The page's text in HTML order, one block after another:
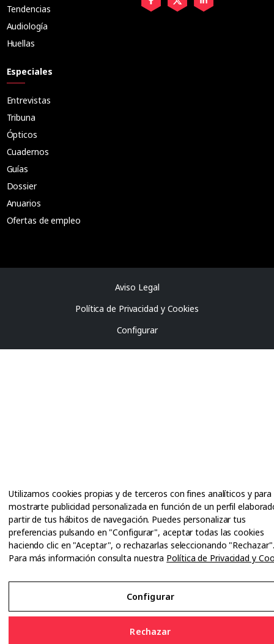
Tendencias
Audiología
Huellas
Especiales
Entrevistas
Tribuna
Ópticos
Cuadernos
Guías
Dossier
Anuarios
Ofertas de empleo
Utilizamos cookies propias y de terceros con fines analíticos y para
mostrarte publicidad personalizada en función de un perfil
partir de tus hábitos de navegación. Puedes personalizar tus
preferencias pulsando en "Configurar", aceptar todas las cookies
haciendo clic en "Aceptar", o rechazarlas seleccionando
Para más información consulta nuestra Política de Privacidad y
Configurar
Rechazar
Aviso Legal
Política de Privacidad y Cookies
Configurar